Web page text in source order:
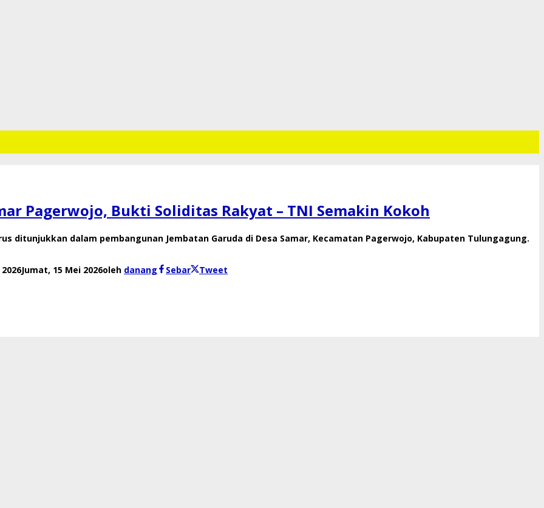
Pagerwojo, Bukti Soliditas Rakyat – TNI Semakin Kokoh
ditunjukkan dalam pembangunan Jembatan Garuda di Desa Samar, Kecamatan Pagerwojo, Kabupaten Tulungagung.
Jumat, 15 Mei 2026oleh danang Sebar
Tweet